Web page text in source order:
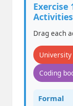
Exercise
Activities
Drag each
Coding
Formal